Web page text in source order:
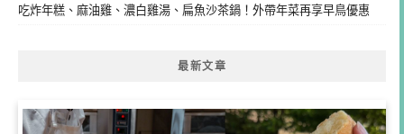
吃炸年糕、麻油雞、濃白雞湯、扁魚沙茶鍋！外帶年菜再享早鳥優惠
最新文章